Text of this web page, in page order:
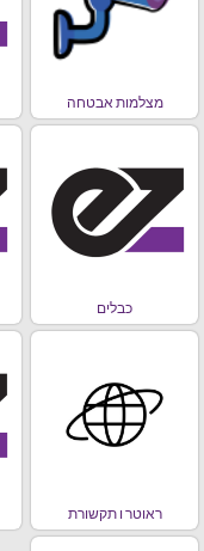
מצלמות אבטחה
כבלים
ראוטר ו תקשורת